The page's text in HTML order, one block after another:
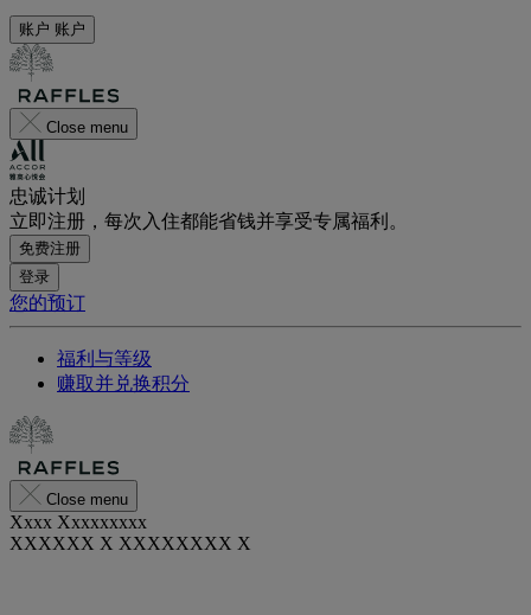
账户 账户
Close menu
忠诚计划
立即注册，每次入住都能省钱并享受专属福利。
免费注册
登录
您的预订
福利与等级
赚取并兑换积分
Close menu
Xxxx Xxxxxxxxx
XXXXXX X XXXXXXXX X